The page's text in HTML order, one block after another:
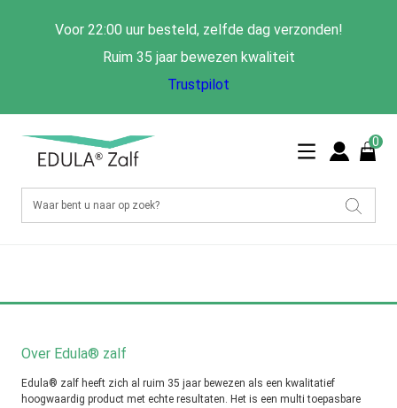
Voor 22:00 uur besteld, zelfde dag verzonden!
Ruim 35 jaar bewezen kwaliteit
Trustpilot
0
Over Edula® zalf
Edula® zalf heeft zich al ruim 35 jaar bewezen als een kwalitatief
hoogwaardig product met echte resultaten. Het is een multi toepasbare